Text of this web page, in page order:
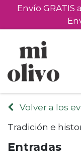
Envío GRATIS
Volver a los
Tradición e
Entradas